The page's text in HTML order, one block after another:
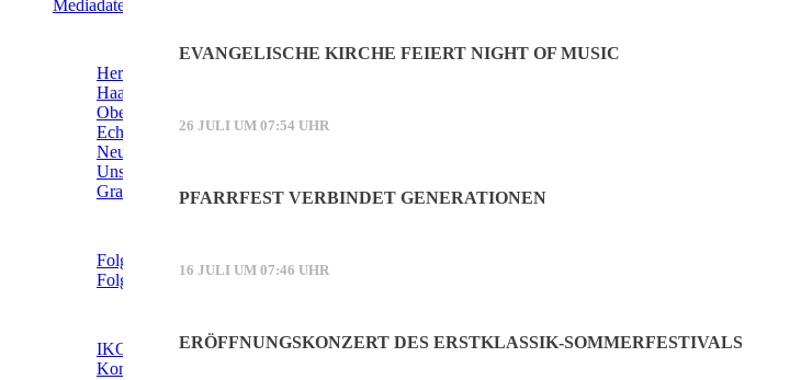
EVANGELISCHE KIRCHE FEIERT NIGHT OF MUSIC
26 JULI UM 07:54 UHR
PFARRFEST VERBINDET GENERATIONEN
16 JULI UM 07:46 UHR
ERÖFFNUNGSKONZERT DES ERSTKLASSIK-SOMMERFESTIVALS
Mediadaten (PDF)
ÜBERREGIONAL WERBEN:
Herrschinger Spiegel
Haarer Stadt Echo
Oberdinger Kurier
Echinger Echo
Neufahrner Echo
Unser Putzbrunn
Grasbrunner Nachrichten
Folgen Sie uns auf Facebook
Folgen Sie uns auf Instagram
IKOS Verlag
Kontakt